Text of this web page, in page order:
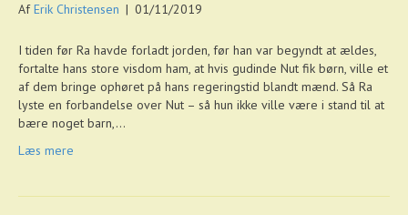
AfErik Christensen | 01/11/2019
I tiden før Ra havde forladt jorden, før han var begyndt at ældes,
fortalte hans store visdom ham, at hvis gudinde Nut fik børn, ville et
af dem bringe ophøret på hans regeringstid blandt mænd. Så Ra
lyste en forbandelse over Nut – så hun ikke ville være i stand til at
bære noget barn,…
Læs mere